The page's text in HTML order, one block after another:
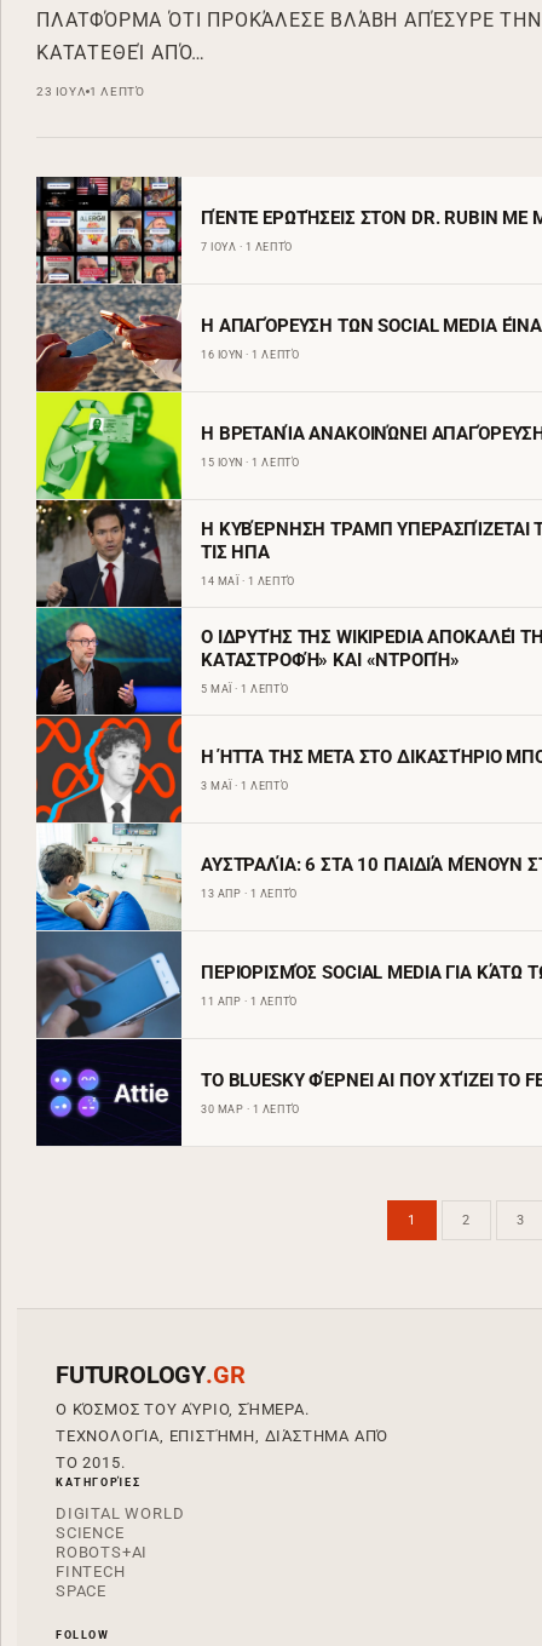
ΠΛΑΤΦΌΡΜΑ ΌΤΙ ΠΡΟΚΆΛΕΣΕ ΒΛΆΒΗ ΑΠΈΣΥΡΕ
ΚΑΤΑΤΕΘΕΊ ΑΠΌ…
23 ΙΟΥΛ 1 ΛΕΠΤΌ
ΠΈΝΤΕ ΕΡΩΤΉΣΕΙΣ ΣΤΟΝ DR. RUBIN ΜΕ
7 ΙΟΥΛ · 1 ΛΕΠΤΌ
Η ΑΠΑΓΌΡΕΥΣΗ ΤΩΝ SOCIAL MEDIA
16 ΙΟΥΝ · 1 ΛΕΠΤΌ
Η ΒΡΕΤΑΝΊΑ ΑΝΑΚΟΙΝΏΝΕΙ
15 ΙΟΥΝ · 1 ΛΕΠΤΌ
Η ΚΥΒΈΡΝΗΣΗ ΤΡΑΜΠ ΥΠΕΡΑΣΠΊΖΕΤΑΙ
ΤΙΣ ΗΠΑ
14 ΜΑΪ · 1 ΛΕΠΤΌ
Ο ΙΔΡΥΤΉΣ ΤΗΣ WIKIPEDIA ΑΠΟΚΑΛΕΊ
ΚΑΤΑΣΤΡΟΦΉ» ΚΑΙ «ΝΤΡΟΠΉ»
5 ΜΑΪ · 1 ΛΕΠΤΌ
Η ΉΤΤΑ ΤΗΣ META ΣΤΟ ΔΙΚΑΣΤΉΡΙΟ
3 ΜΑΪ · 1 ΛΕΠΤΌ
ΑΥΣΤΡΑΛΊΑ: 6 ΣΤΑ 10 ΠΑΙΔΙΆ ΜΈΝΟΥΝ
13 ΑΠΡ · 1 ΛΕΠΤΌ
ΠΕΡΙΟΡΙΣΜΌΣ SOCIAL MEDIA ΓΙΑ
11 ΑΠΡ · 1 ΛΕΠΤΌ
ΤΟ BLUESKY ΦΈΡΝΕΙ AI ΠΟΥ ΧΤΊΖΕΙ ΤΟ
30 ΜΑΡ · 1 ΛΕΠΤΌ
1 2 3
FUTUROLOGY.GR
Ο ΚΌΣΜΟΣ ΤΟΥ ΑΎΡΙΟ, ΣΉΜΕΡΑ.
ΤΕΧΝΟΛΟΓΊΑ, ΕΠΙΣΤΉΜΗ, ΔΙΆΣΤΗΜΑ ΑΠΌ
ΤΟ 2015.
ΚΑΤΗΓΟΡΊΕΣ
DIGITAL WORLD
SCIENCE
ROBOTS+AI
FINTECH
SPACE
FOLLOW